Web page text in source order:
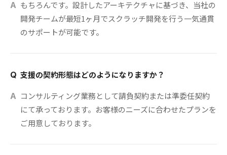
A もちろんです。設計したアーキテクチャに基づき、当社の
開発チームが最短1ヶ月でスクラッチ開発を行う一気通貫
のサポートが可能です。
Q 支援の契約形態はどのようになりますか？
A コンサルティング業務として請負契約または準委任契約
にて承っております。お客様のニーズに合わせたプランを
ご用意しております。